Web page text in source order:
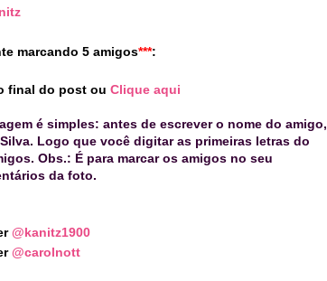
marcando 5 amigos***:
final do post ou Clique aqui
é simples: antes de escrever o nome do amigo,
Logo que você digitar as primeiras letras do
Obs.: É para marcar os amigos no seu
da foto.
@kanitz1900
@carolnott